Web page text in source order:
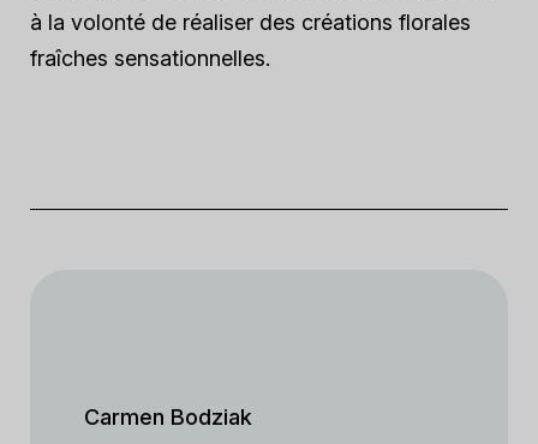
à la volonté de réaliser des créations florales
fraîches sensationnelles.
Carmen Bodziak